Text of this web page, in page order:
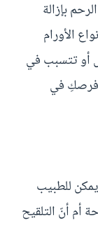
بإزالة
الأورام
أو تتسبب في
فرصكِ في
للطبيب
أم أنّ التلقيح